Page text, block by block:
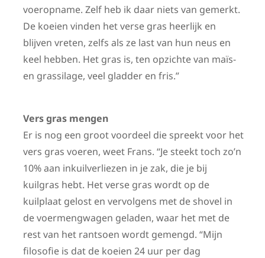
voeropname. Zelf heb ik daar niets van gemerkt.
De koeien vinden het verse gras heerlijk en
blijven vreten, zelfs als ze last van hun neus en
keel hebben. Het gras is, ten opzichte van maïs-
en grassilage, veel gladder en fris.”
Vers gras mengen
Er is nog een groot voordeel die spreekt voor het
vers gras voeren, weet Frans. “Je steekt toch zo’n
10% aan inkuilverliezen in je zak, die je bij
kuilgras hebt. Het verse gras wordt op de
kuilplaat gelost en vervolgens met de shovel in
de voermengwagen geladen, waar het met de
rest van het rantsoen wordt gemengd. “Mijn
filosofie is dat de koeien 24 uur per dag